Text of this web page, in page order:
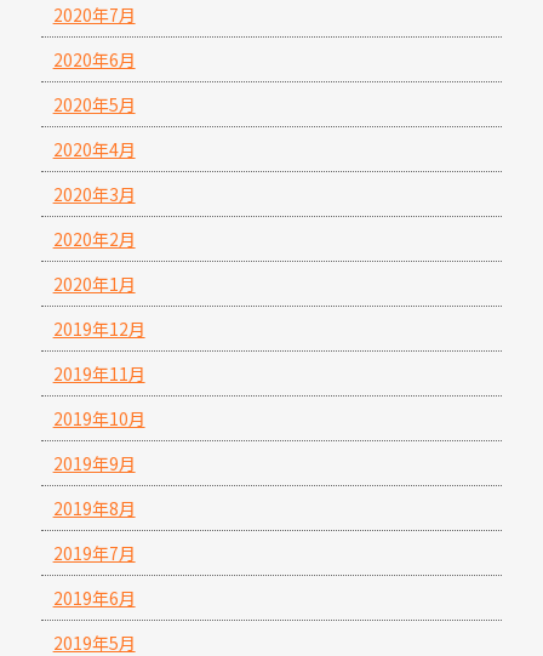
2020年7月
2020年6月
2020年5月
2020年4月
2020年3月
2020年2月
2020年1月
2019年12月
2019年11月
2019年10月
2019年9月
2019年8月
2019年7月
2019年6月
2019年5月